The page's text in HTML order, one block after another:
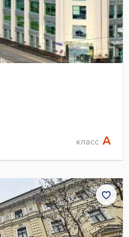
класс A